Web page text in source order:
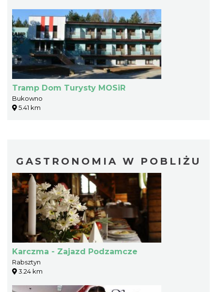
Tramp Dom Turysty MOSiR
Bukowno
5.41 km
GASTRONOMIA W POBLIŻU
Karczma - Zajazd Podzamcze
Rabsztyn
3.24 km